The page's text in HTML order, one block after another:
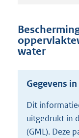
water
Gegevens
Dit
uitgedrukt in
(GML). Deze